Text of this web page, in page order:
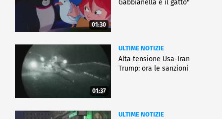
01:30
Gabbianella e il gatto"
01:37
ULTIME NOTIZIE
Alta tensione Usa-Iran
Trump: ora le sanzioni
ULTIME NOTIZIE